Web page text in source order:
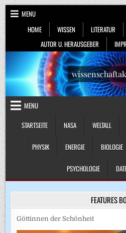
Skip
to
content
MENU
HOME
WISSEN LITERATUR
AUTOR U. HERAUSGEBER
MENU
STARTSEITE
NASA WELTALL
PHYSIK ENERGIE BIOLOGIE
PSYCHOLOGIE
FEATURES
Göttinnen der Schönheit